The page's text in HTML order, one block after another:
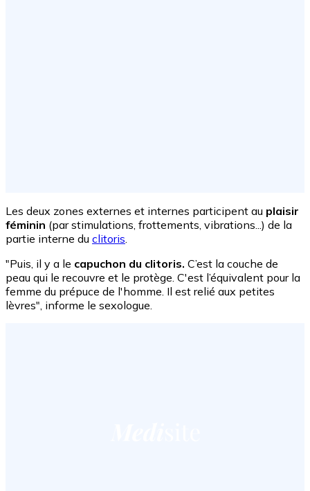
Les deux zones externes et internes participent au plaisir
féminin (par stimulations, frottements, vibrations...) de la
partie interne du clitoris.
"Puis, il y a le capuchon du clitoris. C’est la couche de
peau qui le recouvre et le protège. C'est l’équivalent pour la
femme du prépuce de l'homme. Il est relié aux petites
lèvres", informe le sexologue.